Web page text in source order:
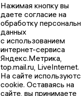
Нажимая кнопку вы
даете согласие на
обработку
данных
с использованием
интернет-сервиса
Яндекс.Метрика,
top.mail.ru, LiveInternet.
На сайте
cookie. Оставаясь на
сайте, вы принимаете